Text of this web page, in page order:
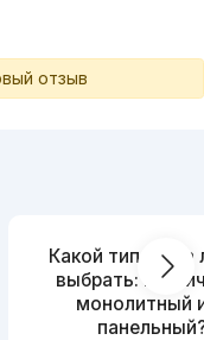
отзыв
Какой тип дома
выбрать:
монолитный